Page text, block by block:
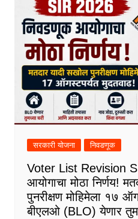
सरकारी योजना निवडणूक
Voter List Revision
आयोगाचा मोठा निर्णय!
पुनरीक्षण मोहिमेला १७
बीएलओ (BLO) येणार